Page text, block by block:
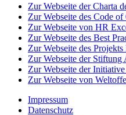
Zur Webseite der Charta
Zur Webseite des Code
Zur Webseite von HR
Zur Webseite des Best
Zur Webseite des
Zur Webseite der Stiftung
Zur Webseite der
Zur Webseite von
Impressum
Datenschutz